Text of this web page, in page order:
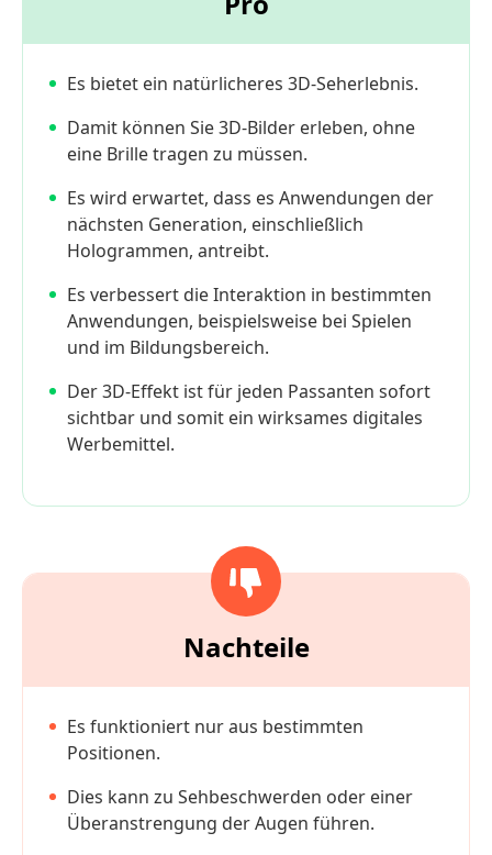
Es bietet ein natürlicheres 3D-Seherlebnis.
Damit können Sie 3D-Bilder erleben, ohne
eine Brille tragen zu müssen.
Es wird erwartet, dass es Anwendungen der
nächsten Generation, einschließlich
Hologrammen, antreibt.
Es verbessert die Interaktion in bestimmten
Anwendungen, beispielsweise bei Spielen
und im Bildungsbereich.
Der 3D-Effekt ist für jeden Passanten sofort
sichtbar und somit ein wirksames digitales
Werbemittel.
Nachteile
Es funktioniert nur aus bestimmten
Positionen.
Dies kann zu Sehbeschwerden oder einer
Überanstrengung der Augen führen.